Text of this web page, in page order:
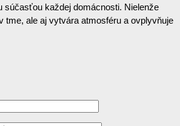
súčasťou každej domácnosti. Nielenže
tme, ale aj vytvára atmosféru a ovplyvňuje